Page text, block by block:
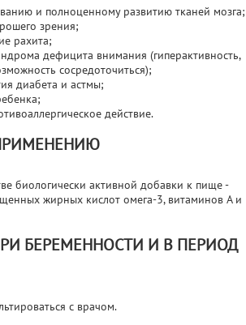
и полноценному развитию тканей мозга;
зрения;
рахита;
дефицита внимания (гиперактивность,
сосредоточиться);
диабета и астмы;
действие.
биологически активной добавки к пище -
жирных кислот омега-3, витаминов А и
БЕРЕМЕННОСТИ И В ПЕРИОД
с врачом.